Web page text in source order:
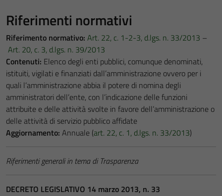
Riferimenti normativi
Riferimento normativo: Art. 22, c. 1-2-3, d.lgs. n. 33/2013 –
Art. 20, c. 3, d.lgs. n. 39/2013
Contenuti: Elenco degli enti pubblici, comunque denominati,
istituiti, vigilati e finanziati dall’amministrazione ovvero per i
quali l’amministrazione abbia il potere di nomina degli
amministratori dell’ente, con l’indicazione delle funzioni
attribuite e delle attività svolte in favore dell’amministrazione o
delle attività di servizio pubblico affidate
Aggiornamento: Annuale (art. 22, c. 1, d.lgs. n. 33/2013)
Riferimenti generali in tema di Trasparenza
DECRETO LEGISLATIVO 14 marzo 2013, n. 33